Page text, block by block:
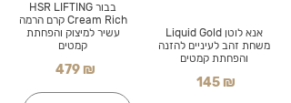
בבור HSR LIFTING
Cream Rich קרם הרמה
עשיר למיצוק והפחתת
קמטים
479 ₪
אנא לוטן Liquid Gold
משחת זהב לעיניים להזנה
והפחתת קמטים
145 ₪